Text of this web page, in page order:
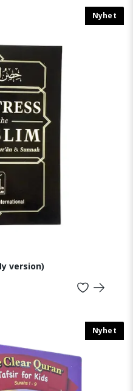
version)
Nyhet
Nyhet